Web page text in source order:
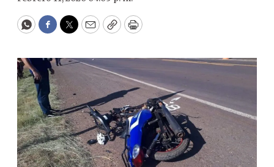
WhatsApp
Facebook
Twitter
EmailCopyPrint